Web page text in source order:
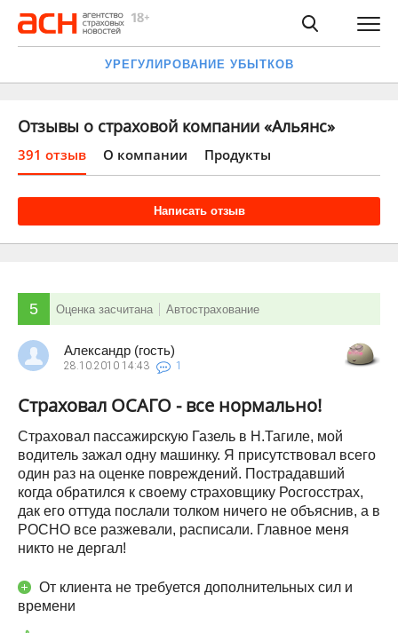
УРЕГУЛИРОВАНИЕ УБЫТКОВ
Отзывы о страховой компании «Альянс»
391 отзыв О компании Продукты
Написать отзыв
5 Оценка засчитана Автострахование
Александр (гость)
28.10.2010 14:43 1
Страховал ОСАГО - все нормально!
Страховал пассажирскую Газель в Н.Тагиле, мой
водитель зажал одну машинку. Я присутствовал всего
один раз на оценке повреждений. Пострадавший
когда обратился к своему страховщику Росгосстрах,
дак его оттуда послали толком ничего не объяснив, а в
РОСНО все разжевали, расписали. Главное меня
никто не дергал!
От клиента не требуется дополнительных сил и
времени